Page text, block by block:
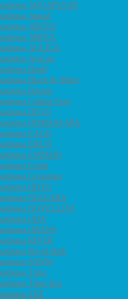
AQUAPULSE
AquaZ
ARCUS
ARTEX
AULICA
AvaCan
Banff
Black & White
Borneo
Colden Frog
DETO
DOMANI-SPA
EAGO
ERLIT
ESBANO
Frank
Grossman
HOTO
NIAGARA
NOVELLINI
ODA
ORANS
RIVER
Royal Bath
SSWW
Timo
Timo Eco
TKF